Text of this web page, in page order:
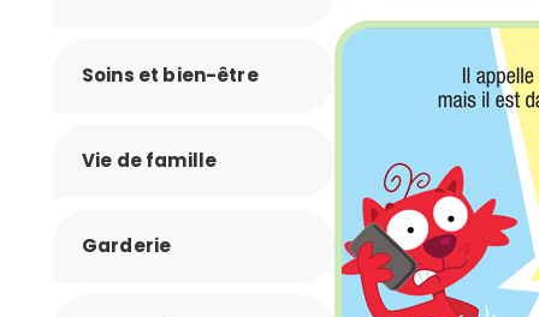
Soins et bien-être
Vie de famille
Garderie